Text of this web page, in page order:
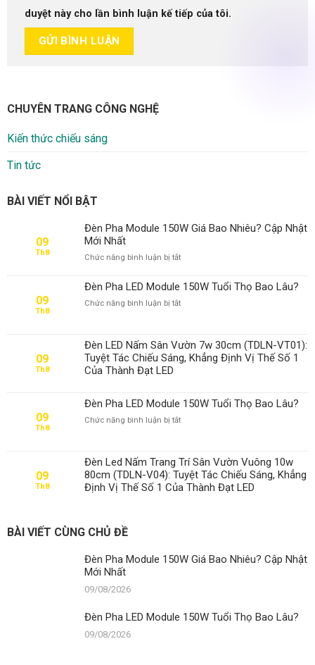
duyệt này cho lần bình luận kế tiếp của tôi.
CHUYÊN TRANG CÔNG NGHỆ
Kiến thức chiếu sáng
Tin tức
BÀI VIẾT NỔI BẬT
09
Th8
Đèn Pha Module 150W Giá Bao Nhiêu? Cập Nhật
Mới Nhất
Chức năng bình luận bị tắtở
Pha
Module
150W
Nhiêu?
Cập
Nhật
09
Th8
Đèn Pha LED Module 150W Tuổi Thọ Bao Lâu?
Chức năng bình luận bị tắtở
LED
Module
150W
Bao
Lâu?
09
Th8
Đèn LED Nấm Sân Vườn 7w 30cm (TDLN-VT01):
Tuyệt Tác Chiếu Sáng, Khẳng Định Vị Thế Số 1
Của Thành Đạt LED
09
Th8
Đèn Pha LED Module 150W Tuổi Thọ Bao Lâu?
Chức năng bình luận bị tắtở
Module
150W
Tuổi
09
Th8
Đèn Led Nấm Trang Trí Sân Vườn Vuông 10w
80cm (TDLN-V04): Tuyệt Tác Chiếu Sáng, Khẳng
Định Vị Thế Số 1 Của Thành Đạt LED
BÀI VIẾT CÙNG CHỦ ĐỀ
Đèn Pha Module 150W Giá Bao Nhiêu? Cập Nhật
Mới Nhất
09/08/2026
Đèn Pha LED Module 150W Tuổi Thọ Bao Lâu?
09/08/2026